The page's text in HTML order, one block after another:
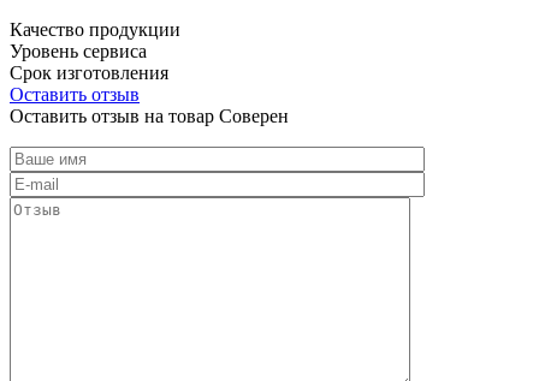
Качество продукции
Уровень сервиса
Срок изготовления
Оставить отзыв
Оставить отзыв на товар Соверен